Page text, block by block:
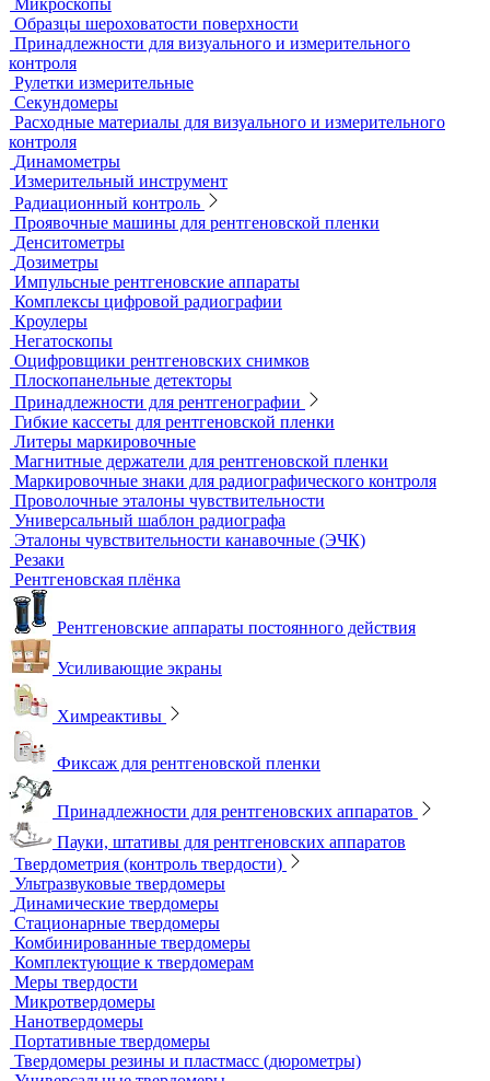
Визуальный и измерительный контроль
ВИК
Видеоэндоскопы
Высокоскоростные камеры
Измерители шероховатости
Испытательные динамометрические стенды
Лупы
Микроскопы
Образцы шероховатости поверхности
Принадлежности для визуального и измерительного
контроля
Рулетки измерительные
Секундомеры
Расходные материалы для визуального и измерительного
контроля
Динамометры
Измерительный инструмент
Радиационный контроль
Проявочные машины для рентгеновской пленки
Денситометры
Дозиметры
Импульсные рентгеновские аппараты
Комплексы цифровой радиографии
Кроулеры
Негатоскопы
Оцифровщики рентгеновских снимков
Плоскопанельные детекторы
Принадлежности для рентгенографии
Гибкие кассеты для рентгеновской пленки
Литеры маркировочные
Магнитные держатели для рентгеновской пленки
Маркировочные знаки для радиографического контроля
Проволочные эталоны чувствительности
Универсальный шаблон радиографа
Эталоны чувствительности канавочные (ЭЧК)
Резаки
Рентгеновская плёнка
Рентгеновские аппараты постоянного действия
Усиливающие экраны
Химреактивы
Фиксаж для рентгеновской пленки
Принадлежности для рентгеновских аппаратов